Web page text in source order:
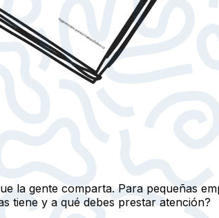
la gente comparta. Para pequeñas
tiene y a qué debes prestar atención?